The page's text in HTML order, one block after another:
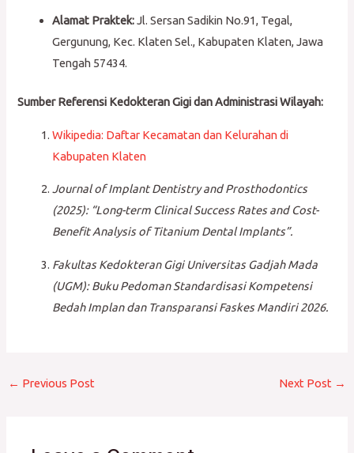
Alamat Praktek:Jl. Sersan Sadikin No.91, Tegal,
Gergunung, Kec. Klaten Sel., Kabupaten Klaten, Jawa
Tengah 57434.
Sumber Referensi Kedokteran Gigi dan Administrasi Wilayah:
Wikipedia: Daftar Kecamatan dan Kelurahan di
Kabupaten Klaten
Journal of Implant Dentistry and Prosthodontics
(2025): “Long-term Clinical Success Rates and Cost-
Benefit Analysis of Titanium Dental Implants”.
Fakultas Kedokteran Gigi Universitas Gadjah Mada
(UGM): Buku Pedoman Standardisasi Kompetensi
Bedah Implan dan Transparansi Faskes Mandiri 2026.
← Previous Post Next Post →